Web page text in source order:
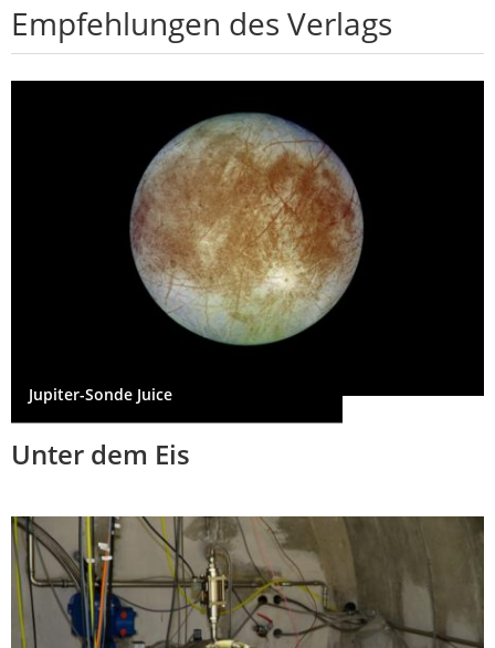
Empfehlungen des Verlags
Jupiter-Sonde Juice
Unter dem Eis